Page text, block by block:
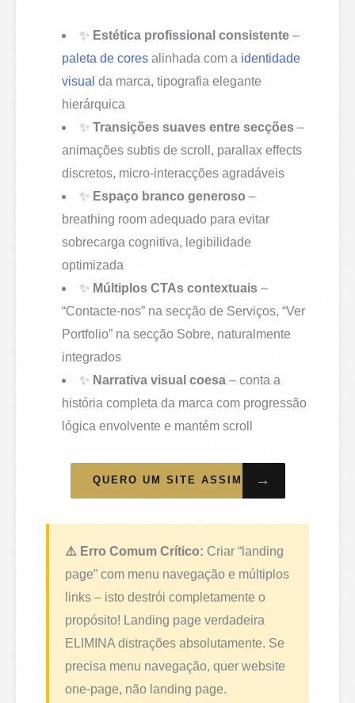
✨ Estética profissional consistente –
paleta de cores alinhada com a identidade
visual da marca, tipografia elegante
hierárquica
✨Transições suaves entre secções –
animações subtis de scroll, parallax effects
discretos, micro-interacções agradáveis
✨ Espaço branco generoso –
breathing room adequado para evitar
sobrecarga cognitiva, legibilidade
optimizada
✨ Múltiplos CTAs contextuais –
“Contacte-nos” na secção de Serviços, “Ver
Portfolio” na secção Sobre, naturalmente
integrados
✨ Narrativa visual coesa – conta a
história completa da marca com progressão
lógica envolvente e mantém scroll
QUERO UM SITE ASSIM →
⚠️ Erro Comum Crítico: Criar “landing
page” com menu navegação e múltiplos
links – isto destrói completamente o
propósito! Landing page verdadeira
ELIMINA distrações absolutamente. Se
precisa menu navegação, quer website
one-page, não landing page.